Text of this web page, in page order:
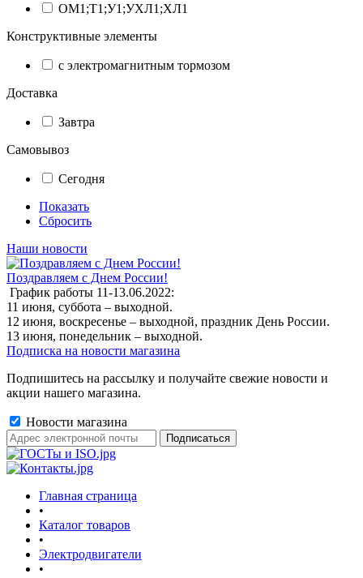
ОМ1;Т1;У1;УХЛ1;ХЛ1
Конструктивные элементы
с электромагнитным тормозом
Доставка
Завтра
Самовывоз
Сегодня
Показать
Сбросить
Наши новости
Поздравляем с Днем России!
График работы 11-13.06.2022:
11 июня, суббота – выходной.
12 июня, воскресенье – выходной, праздник День России.
13 июня, понедельник – выходной.
Подписка на новости магазина
Подпишитесь на рассылку и получайте свежие новости и
акции нашего магазина.
Новости магазина
Главная страница
•
Каталог товаров
•
Электродвигатели
•